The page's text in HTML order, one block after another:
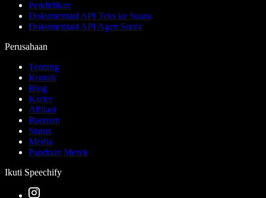
Pendidikan
Dokumentasi API Teks ke Suara
Dokumentasi API Agen Suara
Perusahaan
Tentang
Kontak
Blog
Karier
Afiliasi
Bantuan
Status
Media
Panduan Merek
Ikuti Speechify